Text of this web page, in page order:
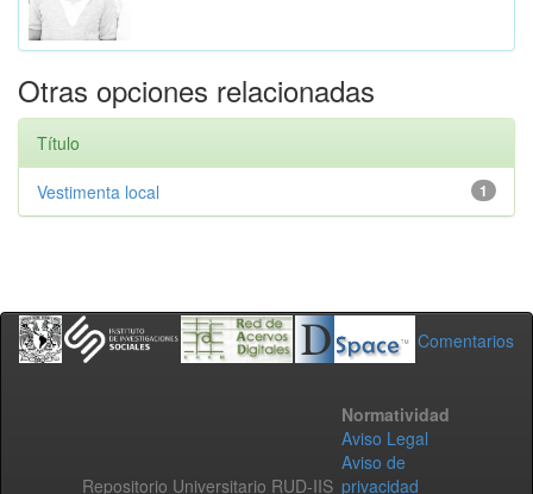
Otras opciones relacionadas
Título
1
Vestimenta local
Comentarios
Repositorio Universitario RUD-IIS
Normatividad
Aviso Legal
Aviso de
privacidad